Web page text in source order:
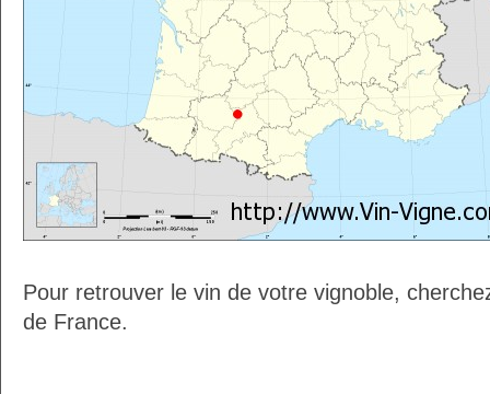
Pour retrouver le vin de votre vignoble,
de France.